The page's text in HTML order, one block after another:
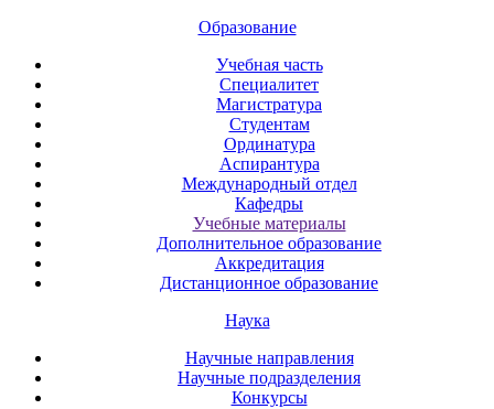
Образование
Учебная часть
Специалитет
Магистратура
Студентам
Ординатура
Аспирантура
Международный отдел
Кафедры
Учебные материалы
Дополнительное образование
Аккредитация
Дистанционное образование
Наука
Научные направления
Научные подразделения
Конкурсы